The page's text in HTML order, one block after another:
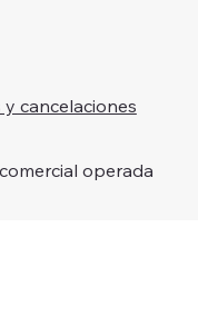
cancelaciones
operada